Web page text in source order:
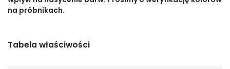
na próbnikach.
Tabela właściwości